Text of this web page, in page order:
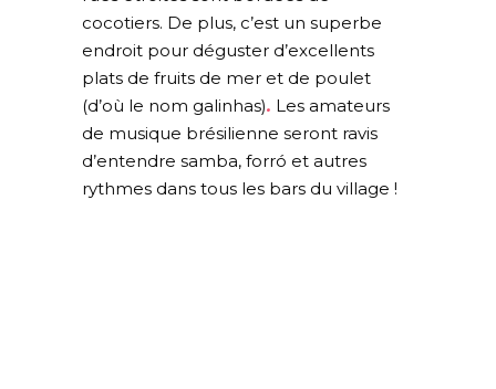
cocotiers. De plus, c’est un superbe
endroit pour déguster d’excellents
plats de fruits de mer et de poulet
(d’où le nom galinhas). Les amateurs
de musique brésilienne seront ravis
d’entendre samba, forró et autres
rythmes dans tous les bars du village !